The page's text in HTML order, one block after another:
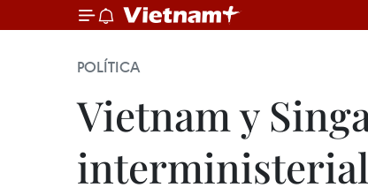
POLÍTICA
Vietnam y
interministerial